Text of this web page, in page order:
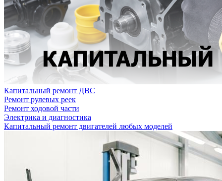
Капитальный ремонт ДВС
Ремонт рулевых реек
Ремонт ходовой части
Электрика и диагностика
Капитальный ремонт двигателей любых моделей